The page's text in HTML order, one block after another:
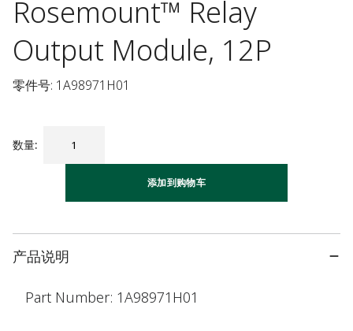
Rosemount™ Relay
Output Module, 12P
零件号: 1A98971H01
数量:
添加到购物车
产品说明
Part Number: 1A98971H01